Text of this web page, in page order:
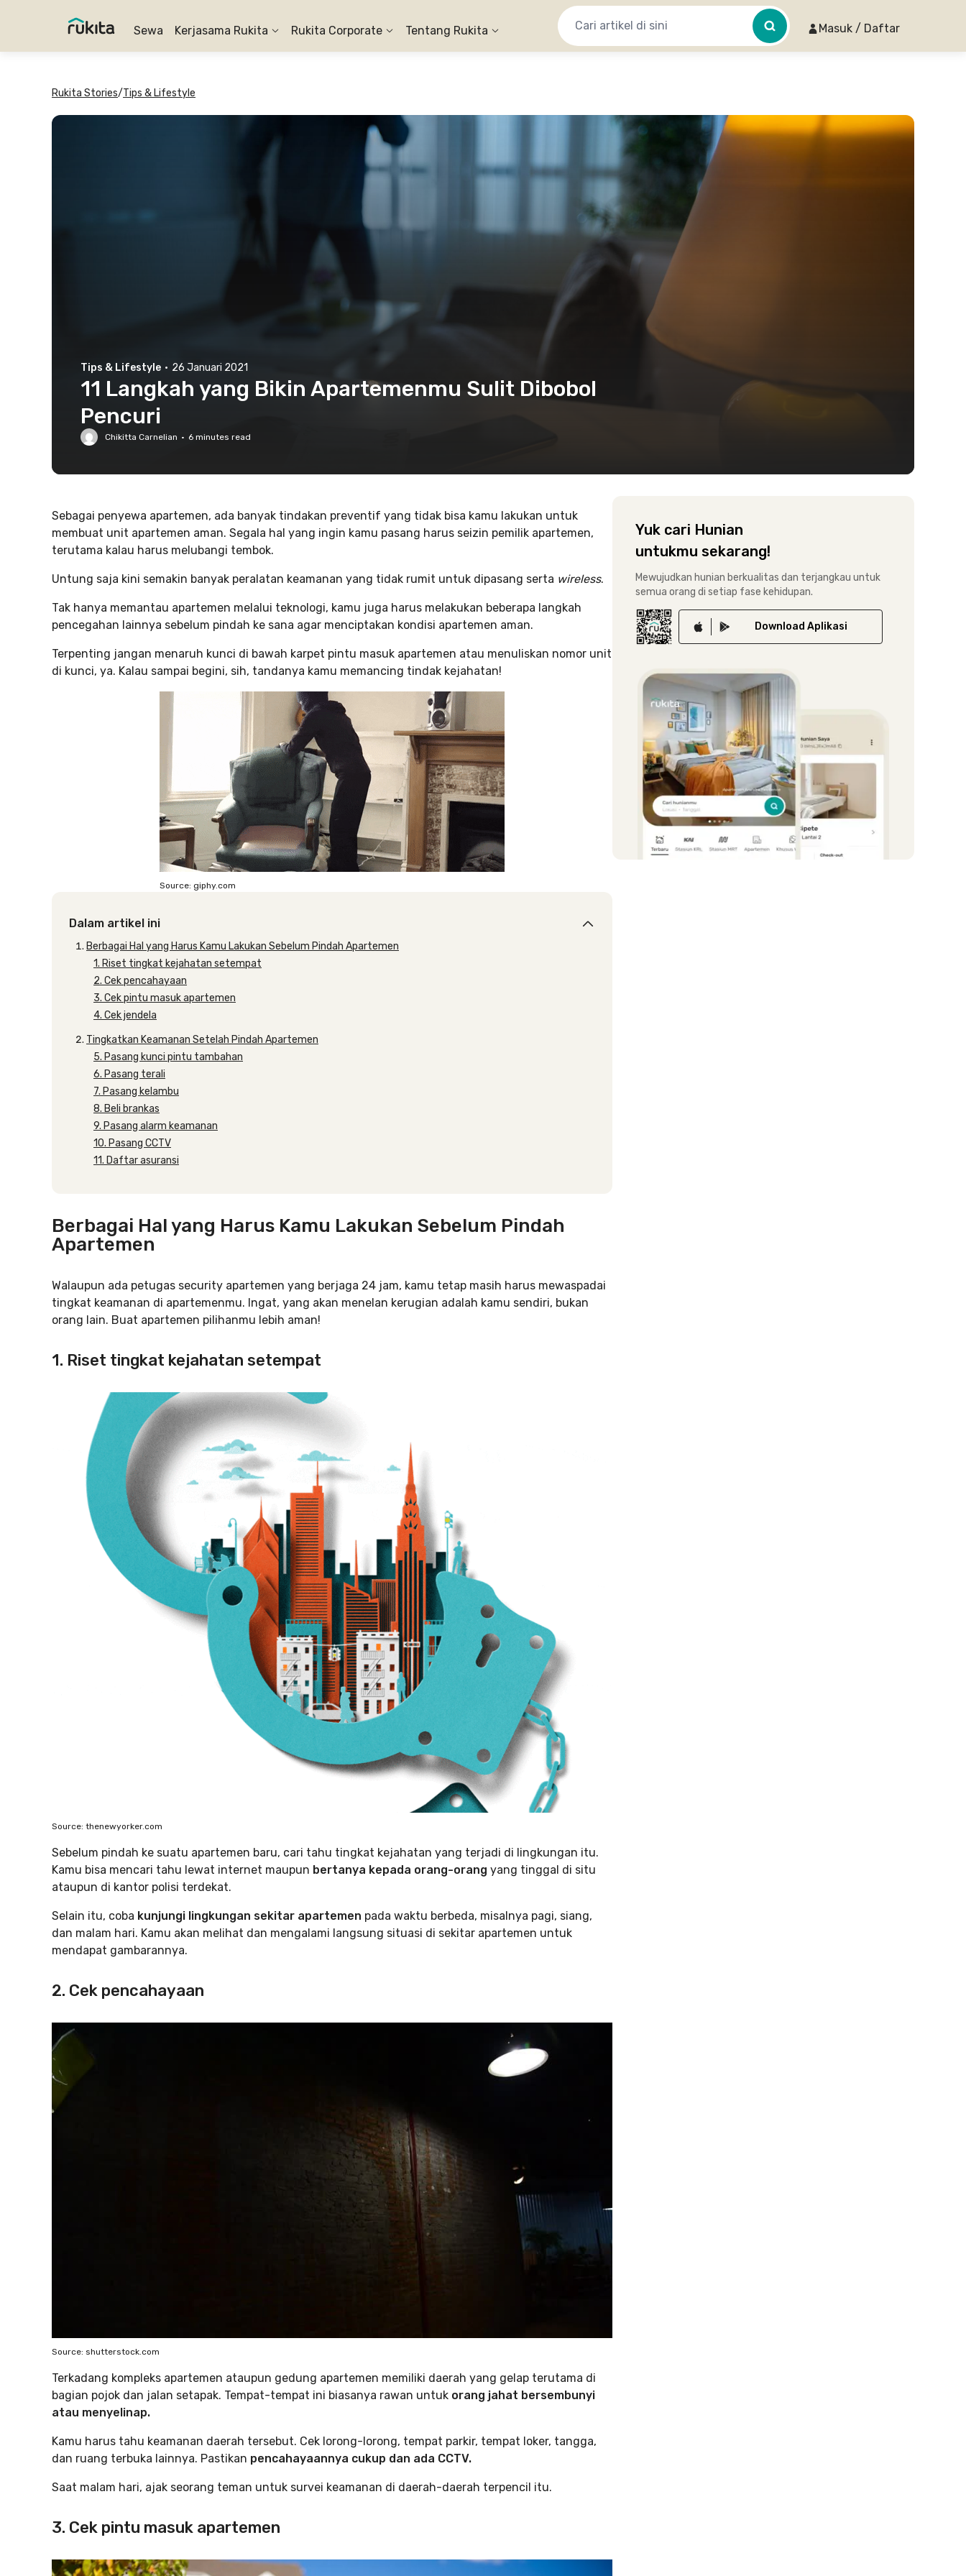
Sewa Kerjasama Rukita Rukita Corporate Tentang Rukita Masuk / Daftar
Rukita Stories/Tips & Lifestyle
Tips & Lifestyle · 26 Januari 2021
11 Langkah yang Bikin Apartemenmu Sulit Dibobol
Pencuri
Chikitta Carnelian · 6 minutes read
Sebagai penyewa apartemen, ada banyak tindakan preventif yang tidak bisa kamu lakukan untuk
membuat unit apartemen aman. Segala hal yang ingin kamu pasang harus seizin pemilik apartemen,
terutama kalau harus melubangi tembok.
Untung saja kini semakin banyak peralatan keamanan yang tidak rumit untuk dipasang serta wireless.
Tak hanya memantau apartemen melalui teknologi, kamu juga harus melakukan beberapa langkah
pencegahan lainnya sebelum pindah ke sana agar menciptakan kondisi apartemen aman.
Terpenting jangan menaruh kunci di bawah karpet pintu masuk apartemen atau menuliskan nomor unit
di kunci, ya. Kalau sampai begini, sih, tandanya kamu memancing tindak kejahatan!
Source: giphy.com
Dalam artikel ini
Berbagai Hal yang Harus Kamu Lakukan Sebelum Pindah Apartemen
1. Riset tingkat kejahatan setempat
2. Cek pencahayaan
3. Cek pintu masuk apartemen
4. Cek jendela
Tingkatkan Keamanan Setelah Pindah Apartemen
5. Pasang kunci pintu tambahan
6. Pasang terali
7. Pasang kelambu
8. Beli brankas
9. Pasang alarm keamanan
10. Pasang CCTV
11. Daftar asuransi
Berbagai Hal yang Harus Kamu Lakukan Sebelum Pindah
Apartemen
Walaupun ada petugas security apartemen yang berjaga 24 jam, kamu tetap masih harus mewaspadai
tingkat keamanan di apartemenmu. Ingat, yang akan menelan kerugian adalah kamu sendiri, bukan
orang lain. Buat apartemen pilihanmu lebih aman!
1. Riset tingkat kejahatan setempat
Source: thenewyorker.com
Sebelum pindah ke suatu apartemen baru, cari tahu tingkat kejahatan yang terjadi di lingkungan itu.
Kamu bisa mencari tahu lewat internet maupun bertanya kepada orang-orang yang tinggal di situ
ataupun di kantor polisi terdekat.
Selain itu, coba kunjungi lingkungan sekitar apartemen pada waktu berbeda, misalnya pagi, siang,
dan malam hari. Kamu akan melihat dan mengalami langsung situasi di sekitar apartemen untuk
mendapat gambarannya.
2. Cek pencahayaan
Source: shutterstock.com
Terkadang kompleks apartemen ataupun gedung apartemen memiliki daerah yang gelap terutama di
bagian pojok dan jalan setapak. Tempat-tempat ini biasanya rawan untuk orang jahat bersembunyi
atau menyelinap.
Kamu harus tahu keamanan daerah tersebut. Cek lorong-lorong, tempat parkir, tempat loker, tangga,
dan ruang terbuka lainnya. Pastikan pencahayaannya cukup dan ada CCTV.
Saat malam hari, ajak seorang teman untuk survei keamanan di daerah-daerah terpencil itu.
3. Cek pintu masuk apartemen
Yuk cari Hunian
untukmu sekarang!
Mewujudkan hunian berkualitas dan terjangkau untuk
semua orang di setiap fase kehidupan.
Download Aplikasi